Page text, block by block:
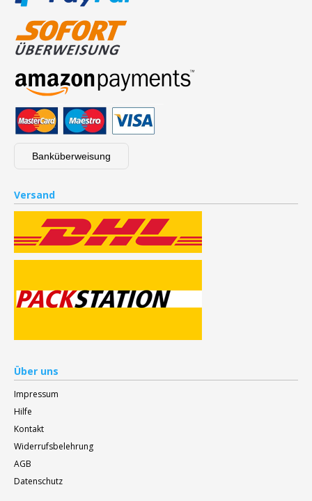
Banküberweisung
Versand
Über uns
Impressum
Hilfe
Kontakt
Widerrufsbelehrung
AGB
Datenschutz